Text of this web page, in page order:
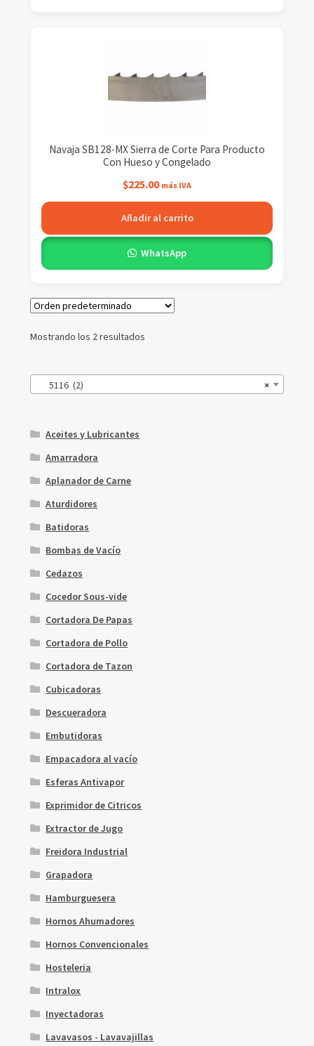
Navaja SB128-MX Sierra de Corte Para Producto
Con Hueso y Congelado
$225.00 más IVA
Añadir al carrito
WhatsApp
Mostrando los 2 resultados
×
5116 (2)
Aceites y Lubricantes
Amarradora
Aplanador de Carne
Aturdidores
Batidoras
Bombas de Vacío
Cedazos
Cocedor Sous-vide
Cortadora De Papas
Cortadora de Pollo
Cortadora de Tazon
Cubicadoras
Descueradora
Embutidoras
Empacadora al vacío
Esferas Antivapor
Exprimidor de Citricos
Extractor de Jugo
Freidora Industrial
Grapadora
Hamburguesera
Hornos Ahumadores
Hornos Convencionales
Hosteleria
Intralox
Inyectadoras
Lavavasos - Lavavajillas